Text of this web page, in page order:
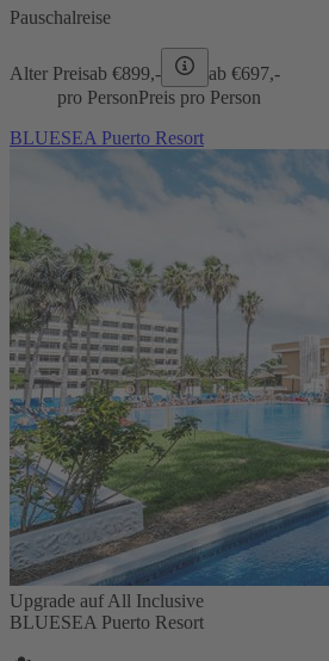
Pauschalreise
Alter Preisab €899,- ab €697,-
pro PersonPreis pro Person
BLUESEA Puerto Resort
Upgrade auf All Inclusive
BLUESEA Puerto Resort